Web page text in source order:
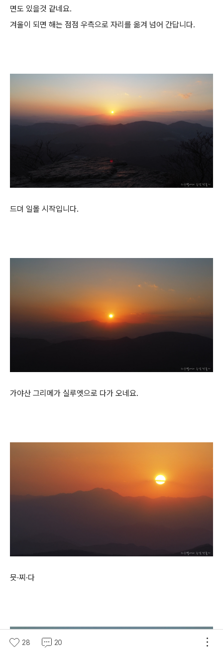
면도 있을것 같네요.
겨울이 되면 해는 점점 우측으로 자리를 옮겨 넘어 간답니다.
드뎌 일몰 시작입니다.
가야산 그리메가 실루엣으로 다가 오네요.
믓·찌·다
28 20